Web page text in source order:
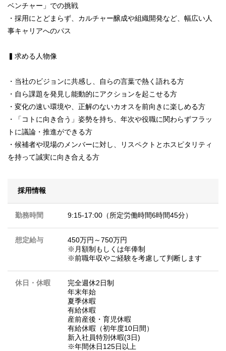
ベンチャー」での挑戦
・採用にとどまらず、カルチャー醸成や組織開発など、幅広い人
事キャリアへのパス
▍求める人物像
・当社のビジョンに共感し、自らの言葉で熱く語れる方
・自ら課題を発見し能動的にアクションを起こせる方
・変化の速い環境や、正解のないカオスを前向きに楽しめる方
・「コトに向き合う」姿勢を持ち、年次や役職に関わらずフラッ
トに議論・推進ができる方
・候補者や現場のメンバーに対し、リスペクトとホスピタリティ
を持って誠実に向き合える方
採用情報
勤務時間 9:15-17:00（所定労働時間6時間45分）
想定給与
450万円～750万円
※月額制もしくは年俸制
※前職年収やご経験を考慮して判断します
休日・休暇
完全週休2日制
年末年始
夏季休暇
有給休暇
産前産後・育児休暇
有給休暇（初年度10日間）
新入社員特別休暇(3日)
※年間休日125日以上